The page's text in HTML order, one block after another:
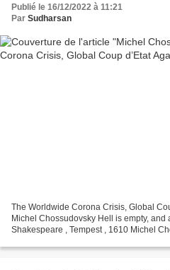
Publié le 16/12/2022 à 11:21
Par Sudharsan
The Worldwide Corona Crisis, Global
Michel Chossudovsky Hell is empty,
Shakespeare , Tempest , 1610 Michel